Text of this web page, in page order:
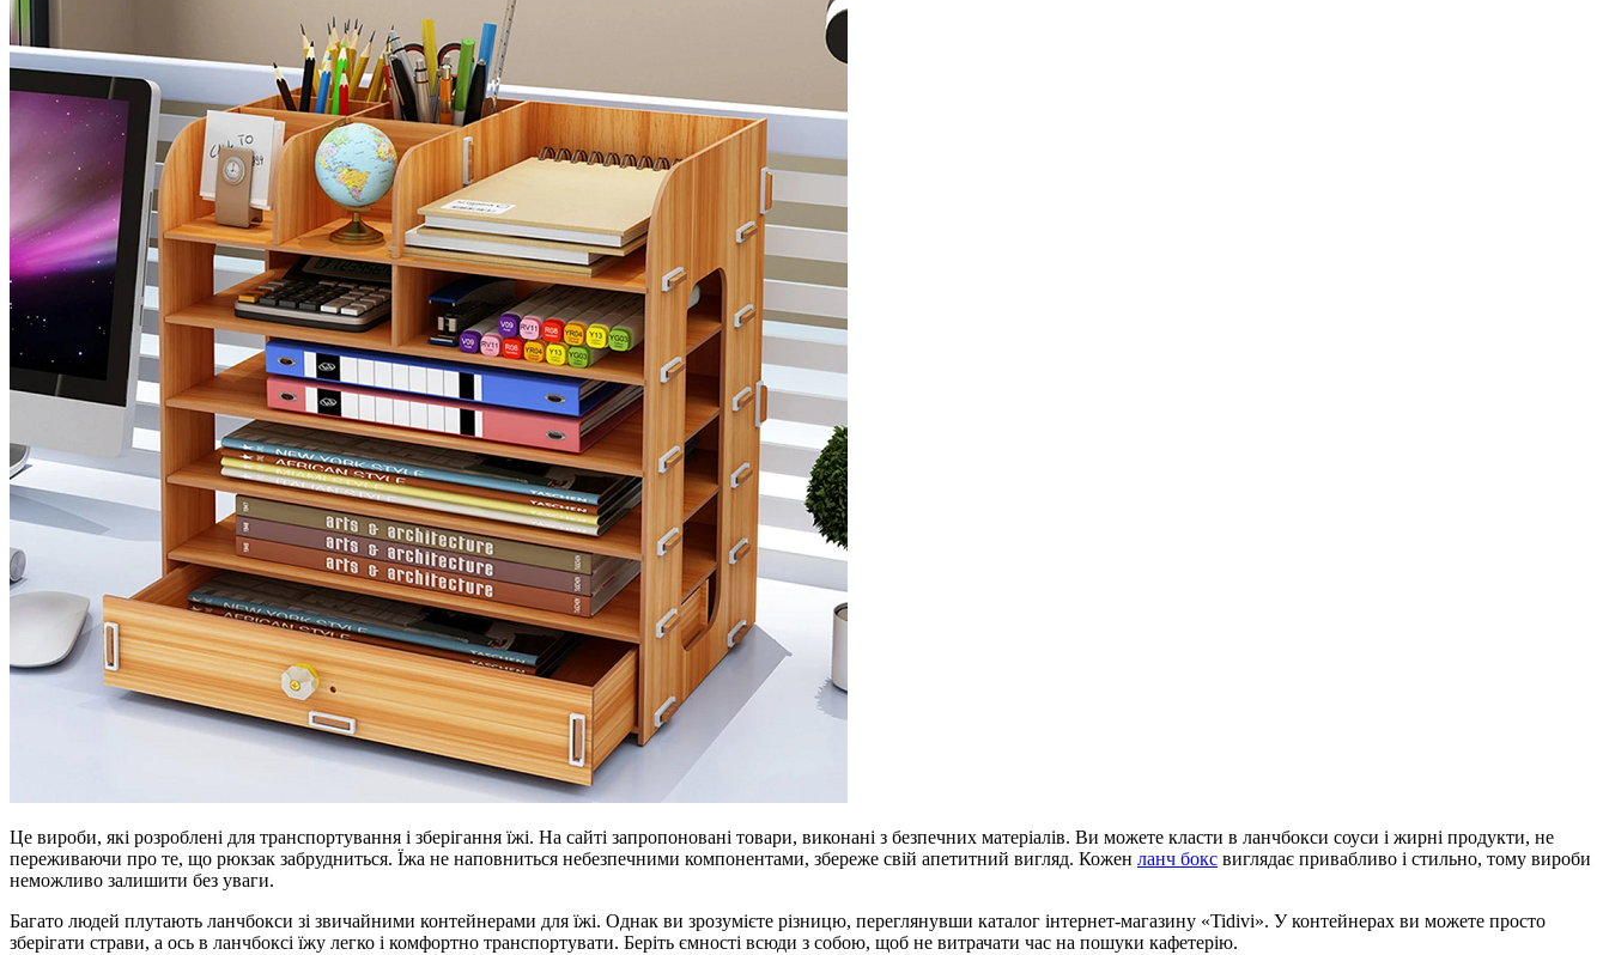
Це вироби, які розроблені для транспортування і зберігання їжі. На сайті запропоновані товари, виконані з безпечних матеріалів. Ви можете класти в ланчбокси соуси і жирні продукти, не
переживаючи про те, що рюкзак забрудниться. Їжа не наповниться небезпечними компонентами, збереже свій апетитний вигляд. Кожен ланч бокс виглядає привабливо і стильно, тому вироби
неможливо залишити без уваги.
Багато людей плутають ланчбокси зі звичайними контейнерами для їжі. Однак ви зрозумієте різницю, переглянувши каталог інтернет-магазину «Tidivi». У контейнерах ви можете просто
зберігати страви, а ось в ланчбоксі їжу легко і комфортно транспортувати. Беріть ємності всюди з собою, щоб не витрачати час на пошуки кафетерію.